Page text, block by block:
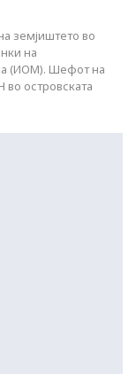
земјиштето во
на
(ИОМ). Шефот на
во островската